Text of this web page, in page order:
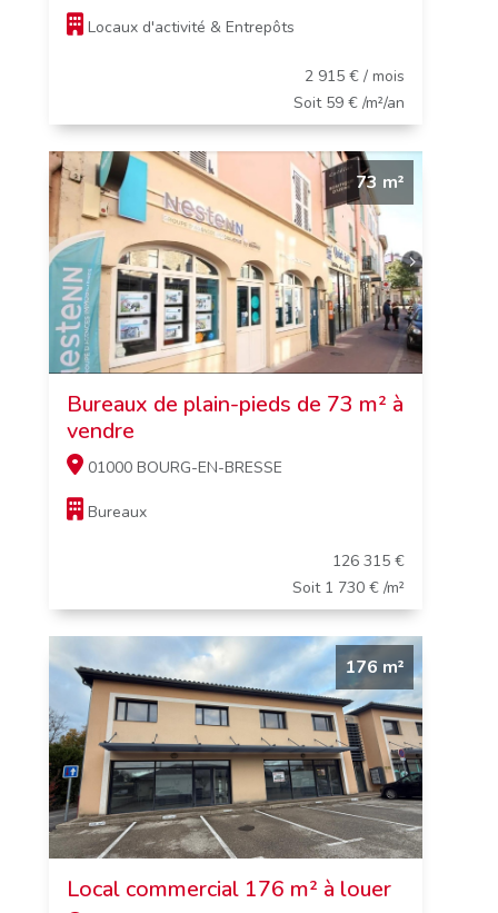
Locaux d'activité & Entrepôts
2 915 € / mois
Soit 59 € /m²/an
73 m²
Bureaux de plain-pieds de 73 m² à
vendre
01000 BOURG-EN-BRESSE
Bureaux
126 315 €
Soit 1 730 € /m²
176 m²
Local commercial 176 m² à louer